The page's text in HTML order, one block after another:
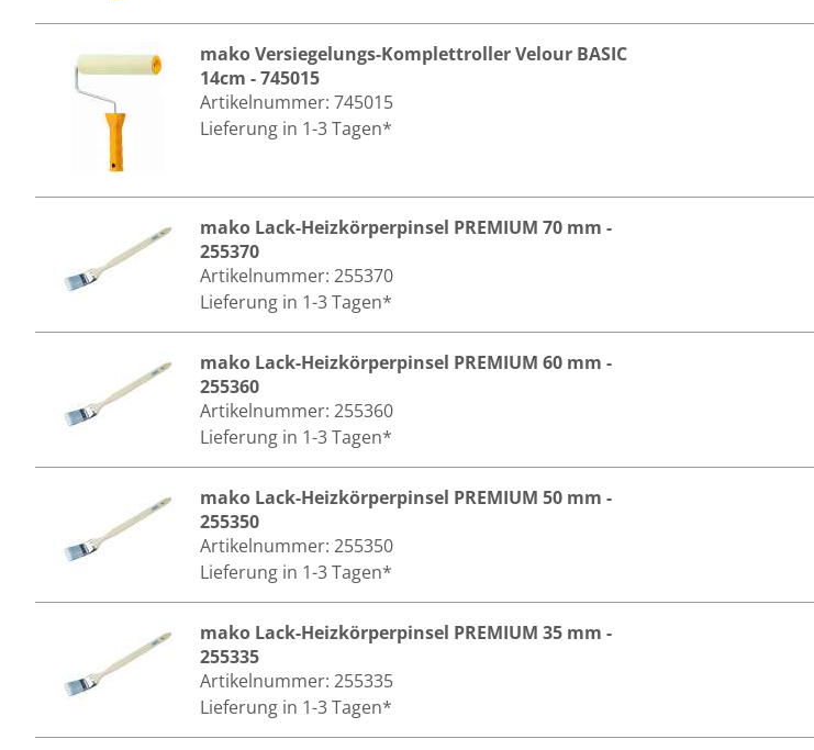
mako Versiegelungs-Komplettroller Velour BASIC
14cm - 745015
Artikelnummer: 745015
Lieferung in 1-3 Tagen*
mako Lack-Heizkörperpinsel PREMIUM 70 mm -
255370
Artikelnummer: 255370
Lieferung in 1-3 Tagen*
mako Lack-Heizkörperpinsel PREMIUM 60 mm -
255360
Artikelnummer: 255360
Lieferung in 1-3 Tagen*
mako Lack-Heizkörperpinsel PREMIUM 50 mm -
255350
Artikelnummer: 255350
Lieferung in 1-3 Tagen*
mako Lack-Heizkörperpinsel PREMIUM 35 mm -
255335
Artikelnummer: 255335
Lieferung in 1-3 Tagen*